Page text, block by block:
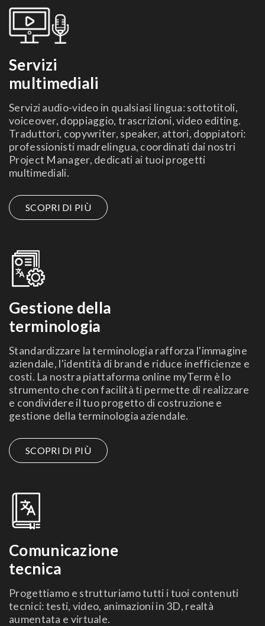
Servizi
multimediali
Servizi audio-video in qualsiasi lingua: sottotitoli,
voiceover, doppiaggio, trascrizioni, video editing.
Traduttori, copywriter, speaker, attori, doppiatori:
professionisti madrelingua, coordinati dai nostri
Project Manager, dedicati ai tuoi progetti
multimediali.
SCOPRI DI PIÙ
Gestione della
terminologia
Standardizzare la terminologia rafforza l'immagine
aziendale, l'identità di brand e riduce inefficienze e
costi. La nostra piattaforma online myTerm è lo
strumento che con facilità ti permette di realizzare
e condividere il tuo progetto di costruzione e
gestione della terminologia aziendale.
SCOPRI DI PIÙ
Comunicazione
tecnica
Progettiamo e strutturiamo tutti i tuoi contenuti
tecnici: testi, video, animazioni in 3D, realtà
aumentata e virtuale.